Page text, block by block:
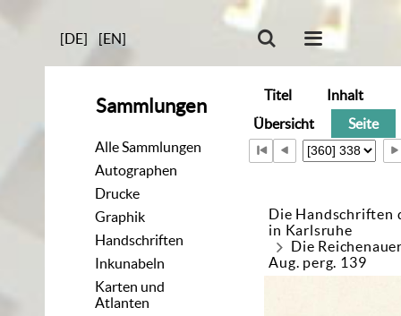
[DE] [EN]
Sammlungen
Alle Sammlungen
Autographen
Drucke
Graphik
Handschriften
Inkunabeln
Karten und
Atlanten
Titel
Inhalt
Übersicht
Seite
Die Handschriften
in Karlsruhe
Die
Aug. perg. 139